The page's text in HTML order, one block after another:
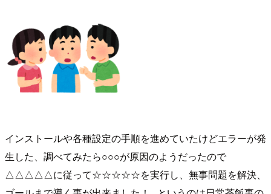
インストールや各種設定の手順を進めていたけどエラーが発
生した、調べてみたら○○○が原因のようだったので
△△△△△に従って☆☆☆☆☆を実行し、無事問題を解決、